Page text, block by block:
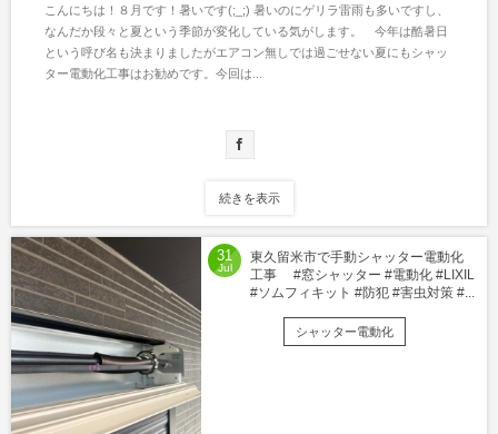
こんにちは！８月です！暑いです(;_;) 暑いのにゲリラ雷雨も多いですし、
なんだか段々と夏という季節が変化している気がします。 今年は酷暑日
という呼び名も決まりましたがエアコン無しでは過ごせない夏にもシャッ
ター電動化工事はお勧めです。今回は...
続きを表示
31
Jul
東久留米市で手動シャッター電動化
工事 #窓シャッター #電動化 #LIXIL
#ソムフィキット #防犯 #害虫対策 #...
シャッター電動化